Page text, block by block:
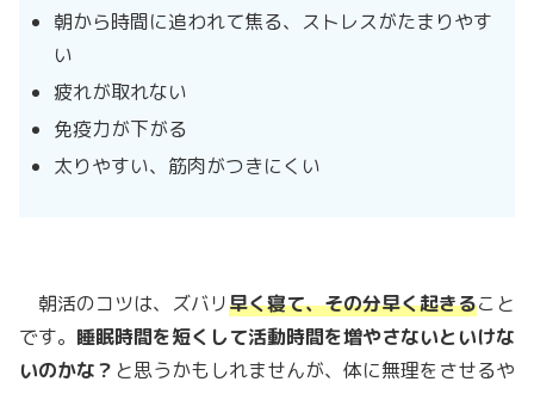
朝から時間に追われて焦る、ストレスがたまりやす
い
疲れが取れない
免疫力が下がる
太りやすい、筋肉がつきにくい
朝活のコツは、ズバリ早く寝て、その分早く起きること
です。 睡眠時間を短くして活動時間を増やさないといけな
いのかな？ と思うかもしれませんが、体に無理をさせるや